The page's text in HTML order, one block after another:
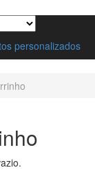
personalizados